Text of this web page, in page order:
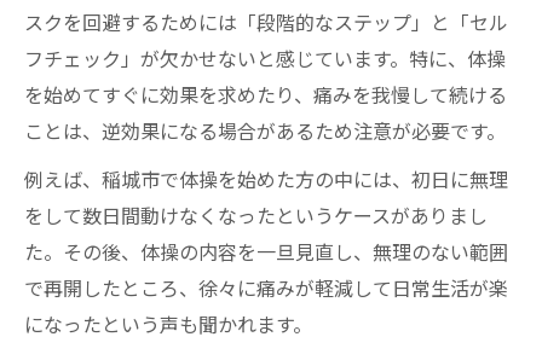
スクを回避するためには「段階的なステップ」と「セル
フチェック」が欠かせないと感じています。特に、体操
を始めてすぐに効果を求めたり、痛みを我慢して続ける
ことは、逆効果になる場合があるため注意が必要です。
例えば、稲城市で体操を始めた方の中には、初日に無理
をして数日間動けなくなったというケースがありまし
た。その後、体操の内容を一旦見直し、無理のない範囲
で再開したところ、徐々に痛みが軽減して日常生活が楽
になったという声も聞かれます。